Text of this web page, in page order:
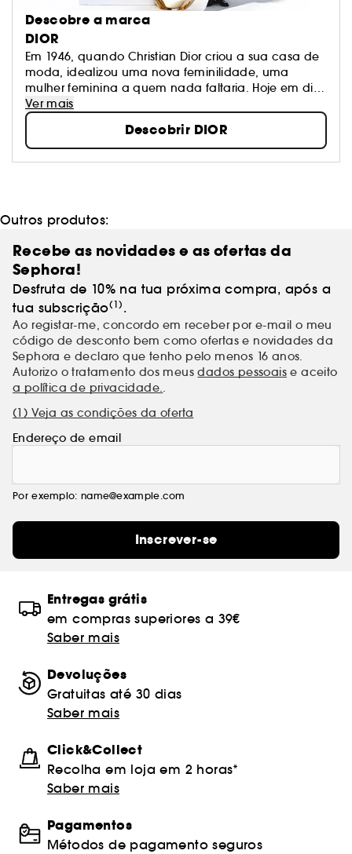
Descobre a marca
DIOR
Em 1946, quando Christian Dior criou a sua casa de
moda, idealizou uma nova feminilidade, uma
mulher feminina a quem nada faltaria. Hoje em dia,
dos vestidos aos acessórios, das fragrâncias ao
batom e ao mais sofisticado tratamento, a Casa
Dior exalta a beleza da mulher conferindo-lhe
luminosidade e modernidade.
Ver mais
Descobrir DIOR
Outros produtos:
Recebe as novidades e as ofertas da
Sephora!
Desfruta de 10% na tua próxima compra, após a
tua subscrição(1) .
Ao registar-me, concordo em receber por e-mail o meu
código de desconto bem como ofertas e novidades da
Sephora e declaro que tenho pelo menos 16 anos.
Autorizo o tratamento dos meusdados pessoais e aceito
a política de privacidade..
(1) Veja as condições da oferta
Endereço de email
Por exemplo: name@example.com
Inscrever-se
Entregas grátis
em compras superiores a 39€
Saber mais
Devoluções
Gratuitas até 30 dias
Saber mais
Click&Collect
Recolha em loja em 2 horas*
Saber mais
Pagamentos
Métodos de pagamento seguros